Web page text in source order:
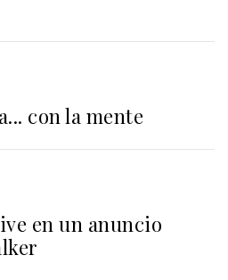
con la mente
en un anuncio